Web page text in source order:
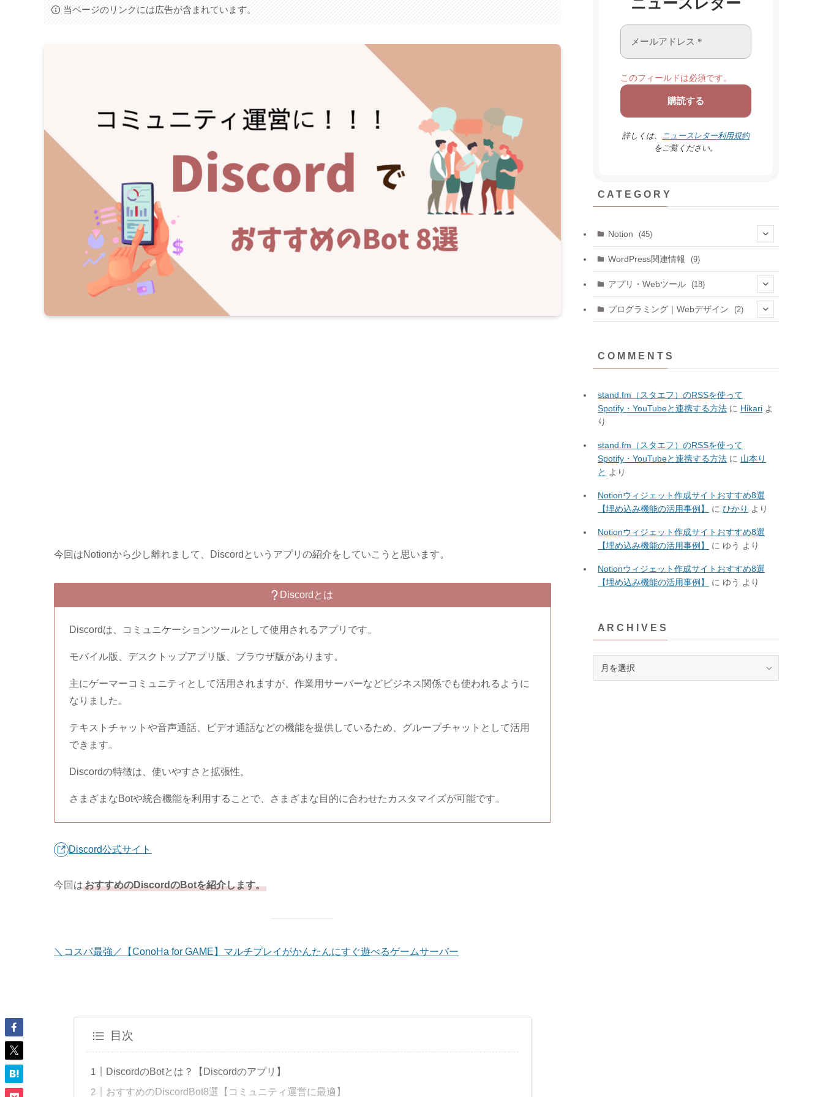
当ページのリンクには広告が含まれています。
今回はNotionから少し離れまして、Discordというアプリの紹介をしていこうと思います。
Discordとは
Discordは、コミュニケーションツールとして使用されるアプリです。
モバイル版、デスクトップアプリ版、ブラウザ版があります。
主にゲーマーコミュニティとして活用されますが、作業用サーバーなどビジネス関係でも使われるように
なりました。
テキストチャットや音声通話、ビデオ通話などの機能を提供しているため、グループチャットとして活用
できます。
Discordの特徴は、使いやすさと拡張性。
さまざまなBotや統合機能を利用することで、さまざまな目的に合わせたカスタマイズが可能です。
Discord公式サイト
今回はおすすめのDiscordのBotを紹介します。
＼コスパ最強／【ConoHa for GAME】マルチプレイがかんたんにすぐ遊べるゲームサーバー
目次
DiscordのBotとは？【Discordのアプリ】
おすすめのDiscordBot8選【コミュニティ運営に最適】
このフィールドは必須です。
詳しくは、 ニュースレター利用規約
をご覧ください。
C A T E G O R Y
Notion (45)
(6)
(6)
(3)
(1)
(8)
WordPress関連情報 (9)
アプリ・Webツール (18)
(1)
(3)
プログラミング｜Webデザイン (2)
(1)
C O M M E N T S
stand.fm（スタエフ）のRSSを使って
Spotify・YouTubeと連携する方法 に Hikari よ
り
stand.fm（スタエフ）のRSSを使って
Spotify・YouTubeと連携する方法 に 山本り
と より
Notionウィジェット作成サイトおすすめ8選
【埋め込み機能の活用事例】
に ひかり より
Notionウィジェット作成サイトおすすめ8選
【埋め込み機能の活用事例】
に ゆう より
Notionウィジェット作成サイトおすすめ8選
【埋め込み機能の活用事例】
に ゆう より
A R C H I V E S